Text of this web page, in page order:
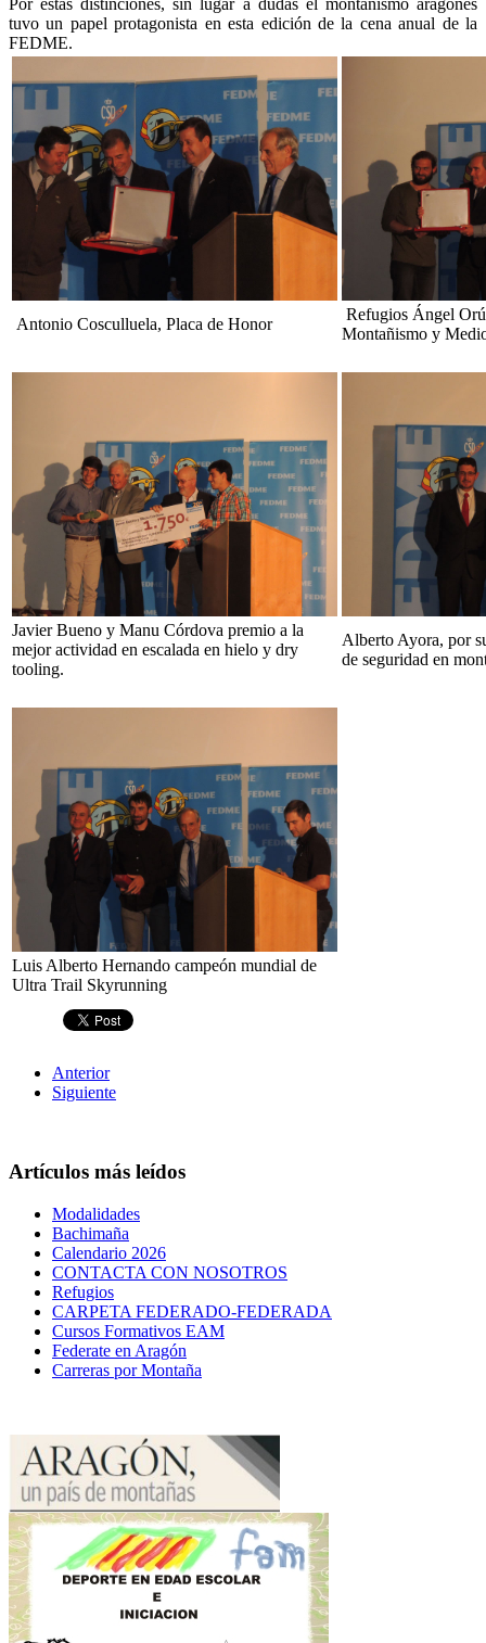
Por estas distinciones, sin lugar a dudas el montañismo aragonés
tuvo un papel protagonista en esta edición de la cena anual de la
FEDME.
Antonio Cosculluela, Placa de Honor
Refugios Ángel
Montañismo y
Javier Bueno y Manu Córdova premio a la
mejor actividad en escalada en hielo y dry
tooling.
Alberto Ayora, por
de seguridad en
Luis Alberto Hernando campeón mundial de
Ultra Trail Skyrunning
Anterior
Siguiente
Artículos más leídos
Modalidades
Bachimaña
Calendario 2026
CONTACTA CON NOSOTROS
Refugios
CARPETA FEDERADO-FEDERADA
Cursos Formativos EAM
Federate en Aragón
Carreras por Montaña